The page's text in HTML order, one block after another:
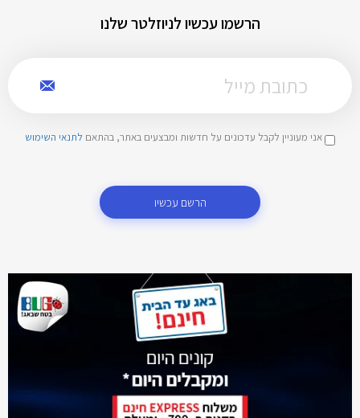
הרשמו עכשיו לניוזלטר שלנו
אני מעוניין לקבל עדכונים על חדשות ומבצעים באתר, בהתאם לתנאי השימוש
הרשם עכשיו